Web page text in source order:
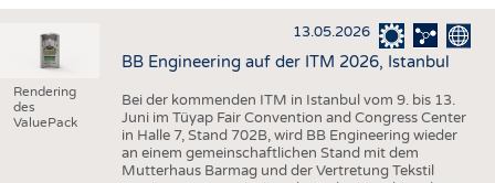
HAUS- UND HEIMTEXTILIEN
BEKLEIDUNG
BUSINESS FAKTEN
STATISTICS
Rendering
des
ValuePack
13.05.2026
BB Engineering auf der ITM 2026, Istanbul
Bei der kommenden ITM in Istanbul vom 9. bis 13.
Juni im Tüyap Fair Convention and Congress Center
in Halle 7, Stand 702B, wird BB Engineering wieder
an einem gemeinschaftlichen Stand mit dem
Mutterhaus Barmag und der Vertretung Tekstil